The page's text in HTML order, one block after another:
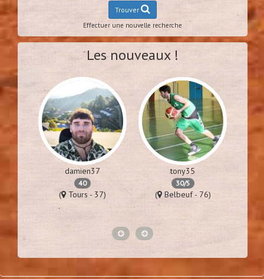
Trouver
Effectuer une nouvelle recherche
Les nouveaux !
damien37
40
( Tours - 37)
tony35
30/5
( Belbeuf - 76)